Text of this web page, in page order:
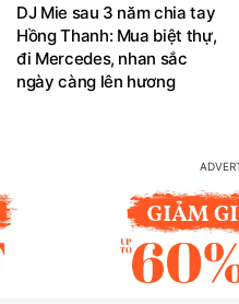
DJ Mie sau 3 năm chia tay
Hồng Thanh: Mua biệt thự,
đi Mercedes, nhan sắc
ngày càng lên hương